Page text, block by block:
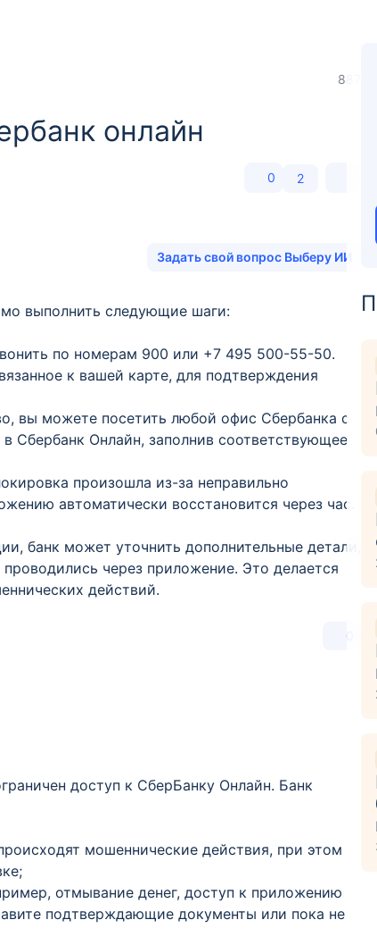
887
онлайн
0 2
Задать свой вопрос Выберу ИИ
выполнить следующие шаги:
по номерам 900 или +7 495 500-55-50.
к вашей карте, для подтверждения
вы можете посетить любой офис Сбербанка с
Сбербанк Онлайн, заполнив соответствующее
произошла из-за неправильно
автоматически восстановится через час.
банк может уточнить дополнительные детали,
через приложение. Это делается
действий.
0
доступ к СберБанку Онлайн. Банк
мошеннические действия, при этом
отмывание денег, доступ к приложению
подтверждающие документы или пока не